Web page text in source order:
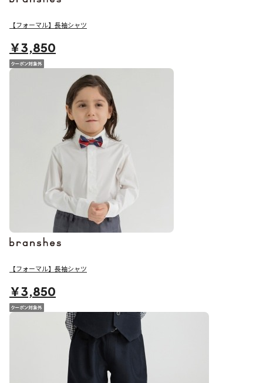
【フォーマル】長袖シャツ
￥3,850
【フォーマル】長袖シャツ
￥3,850